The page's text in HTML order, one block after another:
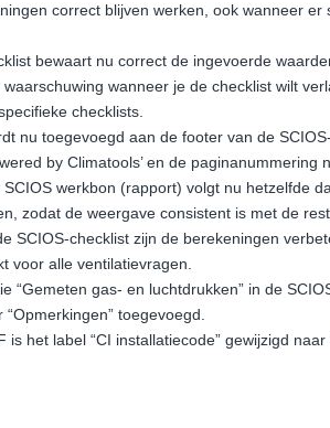
correct blijven werken, ook wanneer
bewaart nu correct de ingevoerde
wanneer je de checklist wilt
checklists.
nu toegevoegd aan de footer van de
by Climatools’ en de paginanummering
werkbon (rapport) volgt nu hetzelfde
zodat de weergave consistent is met de
SCIOS-checklist zijn de berekeningen
voor alle ventilatievragen.
“Gemeten gas- en luchtdrukken” in de
toegevoegd.
is het label “CI installatiecode” gewijzigd